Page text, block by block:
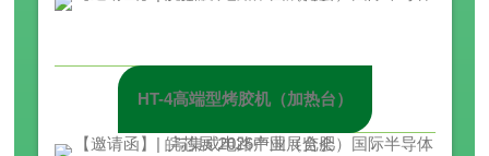
HT-4高端型烤胶机（加热台）